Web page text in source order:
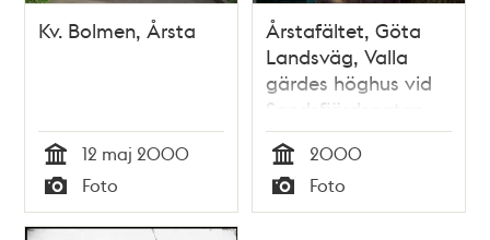
Kv. Bolmen, Årsta
Tid
12 maj 2000
Typ
Foto
Årstafältet, Göta
Landsväg, Valla
gärdes höghus vid
Sandsfjärdsgatan
Tid
2000
Typ
Foto